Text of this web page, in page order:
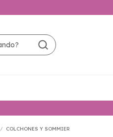
/ COLCHONES Y SOMMIER